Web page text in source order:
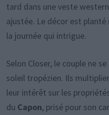
tard dans une veste
ajustée. Le décor est
la journée qui intrigue.
Selon Closer, le couple ne
soleil tropézien. Ils
leur intérêt sur les
du Capon, prisé pour son